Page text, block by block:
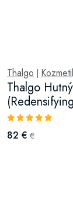
Thalgo
Thalgo
82 € €